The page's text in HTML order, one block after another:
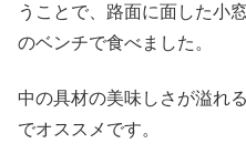
うことで、路面に面した小
のベンチで食べました。
中の具材の美味しさが溢れ
でオススメです。